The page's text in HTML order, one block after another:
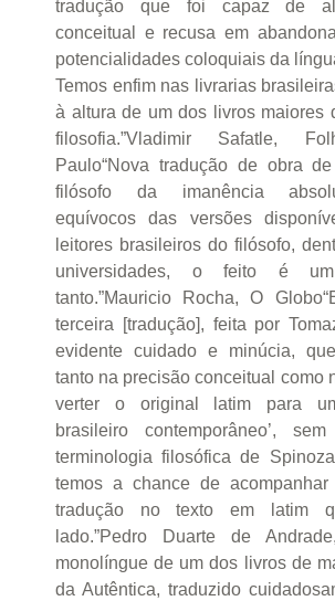
tradução que foi capaz de
conceitual e recusa em
potencialidades coloquiais da
Temos enfim nas livrarias
à altura de um dos livros maiores
filosofia.”Vladimir Safatle,
Paulo“Nova tradução de obra
filósofo da imanência
equívocos das versões
leitores brasileiros do filósofo,
universidades, o feito é
tanto.”Mauricio Rocha, O
terceira [tradução], feita por
evidente cuidado e minúcia,
tanto na precisão conceitual como
verter o original latim para
brasileiro contemporâneo’,
terminologia filosófica de
temos a chance de
tradução no texto em latim
lado.”Pedro Duarte de
monolíngue de um dos livros de
da Autêntica, traduzido